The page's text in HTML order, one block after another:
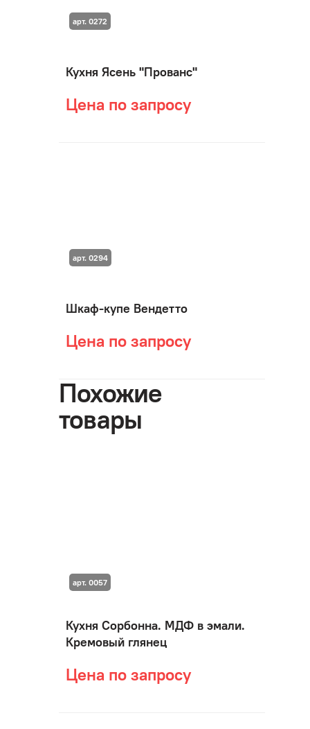
Кухня Ясень "Прованс"
Цена по запросу
арт. 0272
Шкаф-купе Вендетто
Цена по запросу
арт. 0294
Похожие
товары
Кухня Сорбонна. МДФ в эмали.
Кремовый глянец
Цена по запросу
арт. 0057